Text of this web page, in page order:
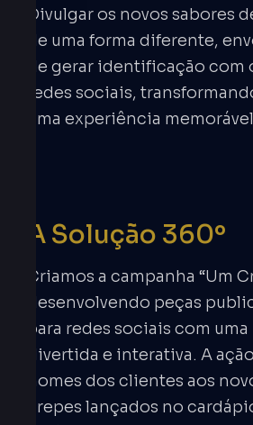
Divulgar os novos sabores
de uma forma diferente,
de gerar identificação com
redes sociais,
uma experiência
A Solução 360º
Criamos a campanha “Um
desenvolvendo peças
para redes sociais com
divertida e interativa. A
nomes dos clientes aos
crepes lançados no